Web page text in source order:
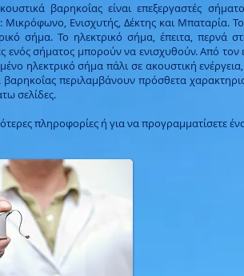
βαρηκοΐας είναι επεξεργαστές
Μικρόφωνο, Ενισχυτής, Δέκτης και Μπαταρία.
σήμα. Το ηλεκτρικό σήμα, έπειτα, περνά
ενός σήματος μπορούν να ενισχυθούν. Από τον
ηλεκτρικό σήμα πάλι σε ακουστική
περιλαμβάνουν πρόσθετα
σελίδες.
πληροφορίες ή για να προγραμματίσετε